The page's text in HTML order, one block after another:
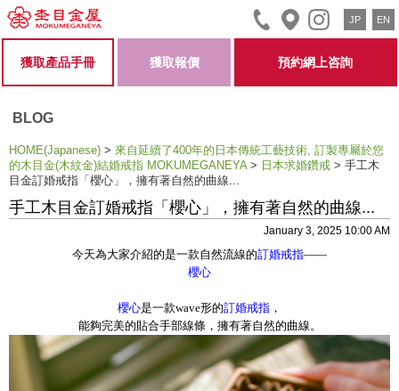
獲取產品手冊 獲取報價 預約網上咨詢
JP EN
BLOG
HOME(Japanese) > 來自延續了400年的日本傳統工藝技術, 訂製專屬於您
的木目金(木紋金)結婚戒指 MOKUMEGANEYA > 日本求婚鑽戒 > 手工木
目金訂婚戒指「櫻心」，擁有著自然的曲線...
手工木目金訂婚戒指「櫻心」，擁有著自然的曲線...
January 3, 2025 10:00 AM
今天為大家介紹的是一款自然流線的訂婚戒指——
櫻心
櫻心是一款wave形的訂婚戒指 ，
能夠完美的貼合手部線條，擁有著自然的曲線。